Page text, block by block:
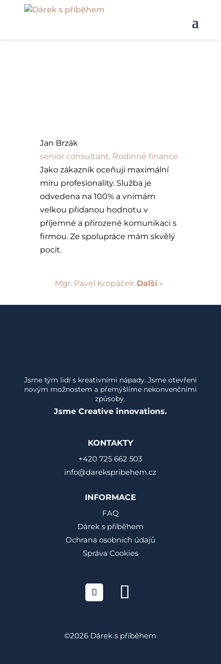
Jan Brzák
senior consultant, Rodinné finance
Jako zákazník oceňuji maximální
míru profesionality. Služba je
odvedena na 100% a vnímám
velkou přidanou hodnotu v
příjemné a přirozené komunikaci s
firmou. Ze spolupráce mám skvělý
pocit.
Mgr. Pavel Kropáček Další»
Jsme tým lidí s kreativními nápady. Jsme otevřeni
novým možnostem a přemýšlíme nekonvenčními
způsoby.
Jsme Creative innovations.
KONTAKTY
+420 725 662 503
info@darekspribehem.cz
INFORMACE
FAQ
Dárek s příběhem
Ochrana osobních údajů
Správa Cookies
©2026 Dárek s příběhem